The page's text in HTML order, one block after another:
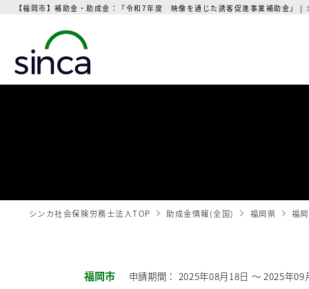
【福岡市】補助金・助成金：「令和7年度 映像を通じた誘客促進事業補助金」 |
シンカ社会保険労務士法人TOP 助成金情報(全国) 福岡県 福
福岡市 申請期間： 2025年08月18日 〜2025年09